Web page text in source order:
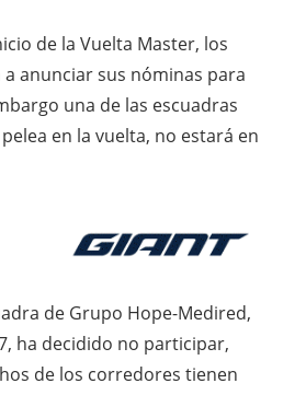
de la Vuelta Master, los
anunciar sus nóminas para
una de las escuadras
en la vuelta, no estará en
de Grupo Hope-Medired,
ha decidido no participar,
de los corredores tienen